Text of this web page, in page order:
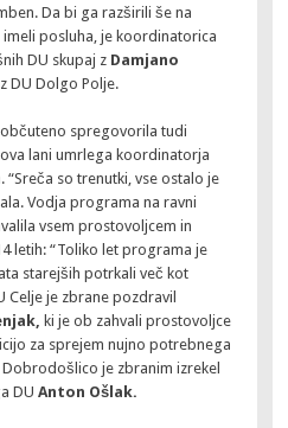
Da bi ga razširili še na
posluha, je koordinatorica
DU skupaj z Damjano
DU Dolgo Polje.
spregovorila tudi
lani umrlega koordinatorja
so trenutki, vse ostalo je
Vodja programa na ravni
vsem prostovoljcem in
letih: “Toliko let programa je
starejših potrkali več kot
Celje je zbrane pozdravil
ki je ob zahvali prostovoljce
za sprejem nujno potrebnega
je zbranim izrekel
DUAnton Ošlak.